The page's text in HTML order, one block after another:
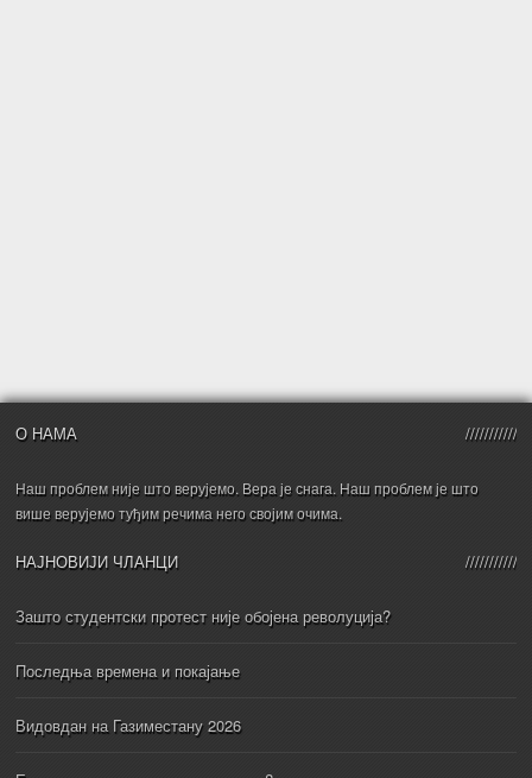
О НАМА
Наш проблем није што верујемо. Вера је снага. Наш проблем је што
више верујемо туђим речима него својим очима.
НАЈНОВИЈИ ЧЛАНЦИ
Зашто студентски протест није обојена револуција?
Последња времена и покајање
Видовдан на Газиместану 2026